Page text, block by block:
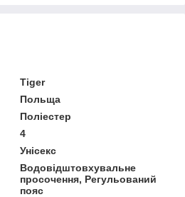
Tiger
Польща
Поліестер
4
Унісекс
Водовідштовхувальне
просочення, Регульований
пояс